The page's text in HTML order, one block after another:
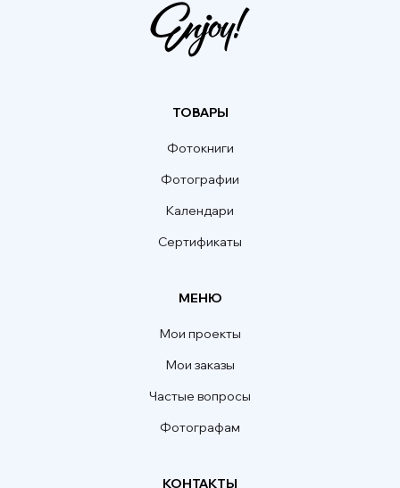
ТОВАРЫ
Фотокниги
Фотографии
Календари
Сертификаты
МЕНЮ
Мои проекты
Мои заказы
Частые вопросы
Фотографам
КОНТАКТЫ